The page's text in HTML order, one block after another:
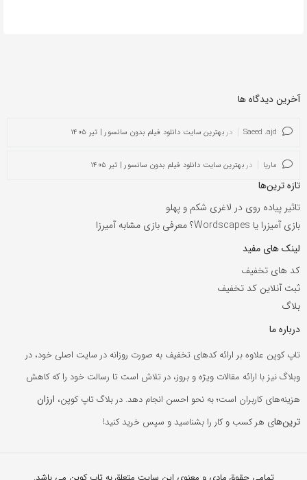
آخرین دیدگاه ها
Saeed .ajd در بهترین سایت دانلود فیلم بدون سانسور | تیر ۱۴۰۵
ماریا در بهترین سایت دانلود فیلم بدون سانسور | تیر ۱۴۰۵
تازه ترین‌ها
تاثیر پیاده روی در لاغری شکم و پهلو
بازی آمیزرا یا Wordscapes؟ معرفی بازی مشابه آمیرزا
لینک های مفید
کد های تخفیف
ثبت آنلاین کد تخفیف
بلاگ
درباره ما
تاپ کوپن علاوه بر ارائه کدهای تخفیف به صورت روزانه در سایت اصلی خود، در
وبلاگ نیز با ارائه مقالات ویژه و بروز، در تلاش است تا رسالت خود را که کاهش
هزینه‌های کاربران است؛ به نحو احسن انجام دهد. در بلاگ تاپ کوپن، ارزان
ترین‌های هر کسب و کار را بشناسید و سپس خرید کنید!